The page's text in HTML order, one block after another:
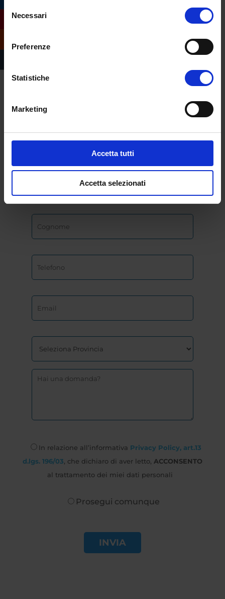
delNecessari
Preferenze
Statistiche
Marketing
Accetta tutti
Accetta selezionati
Compila il form e
richiedi informazioni
sull’offerta formativa
eCampus
In relazione all’informativa Privacy Policy, art.13
d.lgs. 196/03 , che dichiaro di aver letto, ACCONSENTO
al trattamento dei miei dati personali
Prosegui comunque